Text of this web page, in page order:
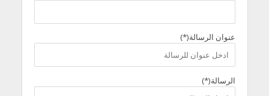
عنوان الرسالة(*)
الرسالة(*)